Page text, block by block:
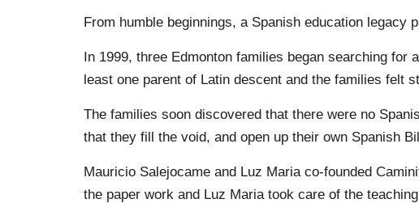
From humble beginnings, a Spanish education legacy
In 1999, three Edmonton families began searching
least one parent of Latin descent and the families felt
The families soon discovered that there were no
that they fill the void, and open up their own Spanish
Mauricio Salejocame and Luz Maria co-founded
the paper work and Luz Maria took care of the